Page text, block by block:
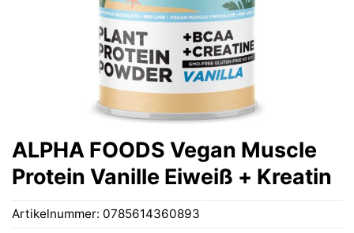
ALPHA FOODS Vegan Muscle
Protein Vanille Eiweiß + Kreatin
Artikelnummer: 0785614360893